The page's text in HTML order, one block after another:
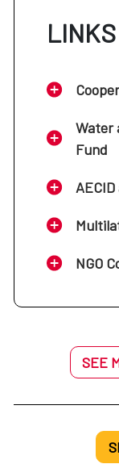
Water
Fund
NGO
SEE